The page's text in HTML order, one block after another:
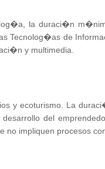
la duraci�n
Tecnolog�as de
y multimedia.
y ecoturismo. La
del
no impliquen procesos